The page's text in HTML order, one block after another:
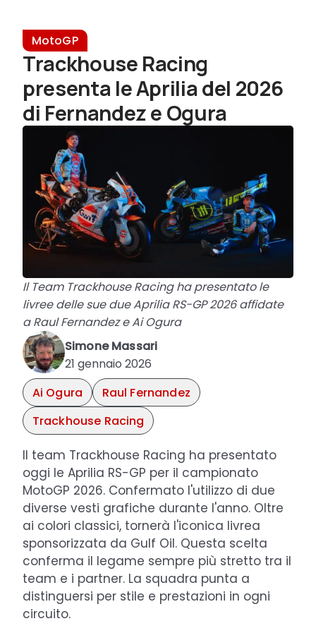
MotoGP
Trackhouse Racing
presenta le Aprilia del 2026
di Fernandez e Ogura
Il Team Trackhouse Racing ha presentato le
livree delle sue due Aprilia RS-GP 2026 affidate
a Raul Fernandez e Ai Ogura
Simone Massari
21 gennaio 2026
Ai Ogura
Raul Fernandez
Trackhouse Racing
Il team Trackhouse Racing ha presentato
oggi le Aprilia RS-GP per il campionato
MotoGP 2026. Confermato l'utilizzo di due
diverse vesti grafiche durante l'anno. Oltre
ai colori classici, tornerà l'iconica livrea
sponsorizzata da Gulf Oil. Questa scelta
conferma il legame sempre più stretto tra il
team e i partner. La squadra punta a
distinguersi per stile e prestazioni in ogni
circuito.